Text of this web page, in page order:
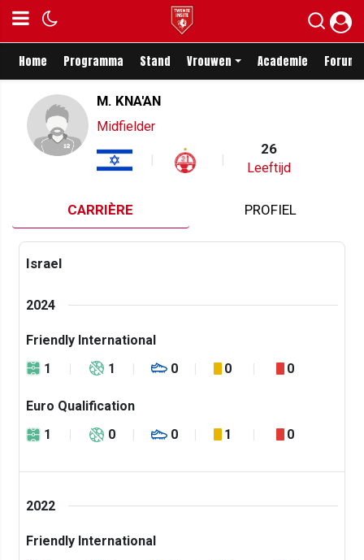
Home Programma Stand Vrouwen Academie Forum
M. KNA'AN
Midfielder
26
Leeftijd
CARRIÈRE PROFIEL
Israel
2024
Friendly International
1
1 0 0 0
Euro Qualification
1
0 0 1 0
2022
Friendly International